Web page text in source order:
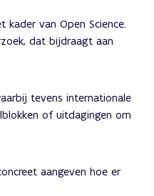
van Open Science.
dat bijdraagt aan
tevens internationale
of uitdagingen om
aangeven hoe er